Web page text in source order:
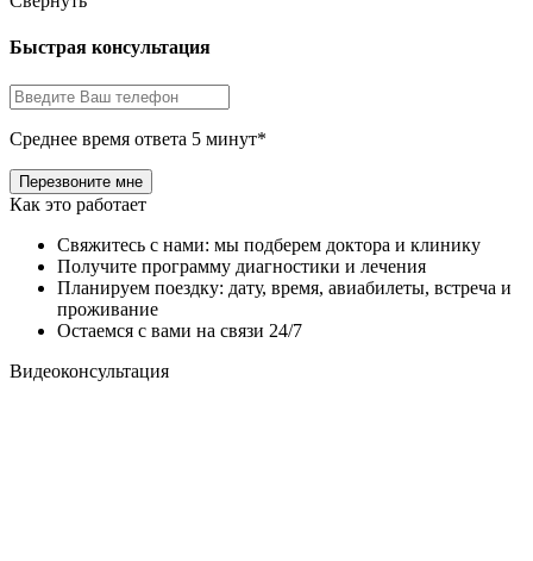
Быстрая консультация
Среднее время ответа 5 минут*
Как это работает
Свяжитесь с нами: мы подберем доктора и клинику
Получите программу диагностики и лечения
Планируем поездку: дату, время, авиабилеты, встреча и
проживание
Остаемся с вами на связи 24/7
Видеоконсультация